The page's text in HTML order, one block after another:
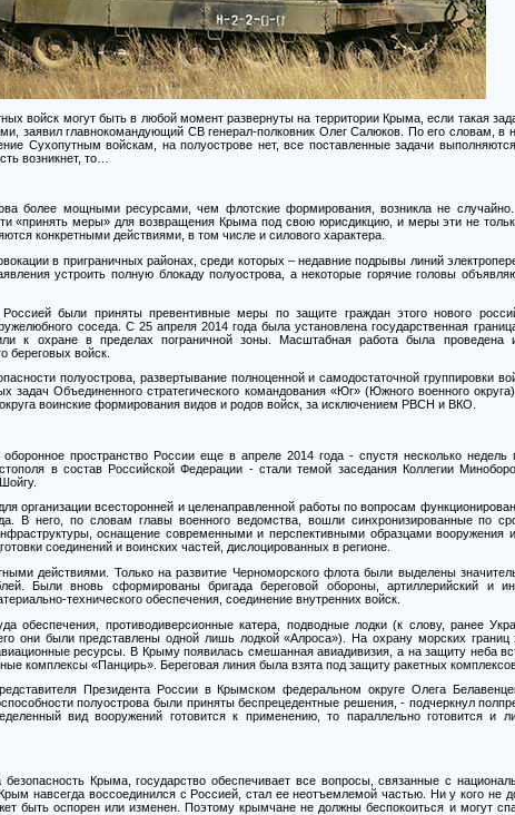
войск могут быть в любой момент развернуты на территории Крыма, если такая
заявил главнокомандующий СВ генерал-полковник Олег Салюков. По его словам, в
Сухопутным войскам, на полуострове нет, все поставленные задачи
возникнет, то…
более мощными ресурсами, чем флотские формирования, возникла не
«принять меры» для возвращения Крыма под свою юрисдикцию, и меры эти не
конкретными действиями, в том числе и силового характера.
в приграничных районах, среди которых – недавние подрывы линий
устроить полную блокаду полуострова, а некоторые горячие головы
были приняты превентивные меры по защите граждан этого нового
соседа. С 25 апреля 2014 года была установлена государственная
к охране в пределах пограничной зоны. Масштабная работа была проведена
береговых войск.
полуострова, развертывание полноценной и самодостаточной группировки
задач Объединенного стратегического командования «Юг» (Южного военного
воинские формирования видов и родов войск, за исключением РВСН и ВКО.
пространство России еще в апреле 2014 года - спустя несколько недель
в состав Российской Федерации - стали темой заседания Коллегии
организации всесторонней и целенаправленной работы по вопросам
В него, по словам главы военного ведомства, вошли синхронизированные по
оснащение современными и перспективными образцами вооружения
соединений и воинских частей, дислоцированных в регионе.
действиями. Только на развитие Черноморского флота были выделены
Были вновь сформированы бригада береговой обороны, артиллерийский и
технического обеспечения, соединение внутренних войск.
обеспечения, противодиверсионные катера, подводные лодки (к слову, ранее
они были представлены одной лишь лодкой «Алроса»). На охрану морских границ
ресурсы. В Крыму появилась смешанная авиадивизия, а на защиту неба
комплексы «Панцирь». Береговая линия была взята под защиту ракетных
Президента России в Крымском федеральном округе Олега
полуострова были приняты беспрецедентные решения, - подчеркнул
вид вооружений готовится к применению, то параллельно готовится и
Крыма, государство обеспечивает все вопросы, связанные с
навсегда воссоединился с Россией, стал ее неотъемлемой частью. Ни у кого не
быть оспорен или изменен. Поэтому крымчане не должны беспокоиться и могут